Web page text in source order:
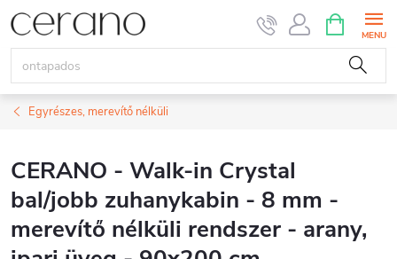
Ugrás
tartalomhoz
KOSÁR
Egyrészes, merevítő nélküli
CERANO - Walk-in Crystal
bal/jobb zuhanykabin - 8 mm -
merevítő nélküli rendszer - arany,